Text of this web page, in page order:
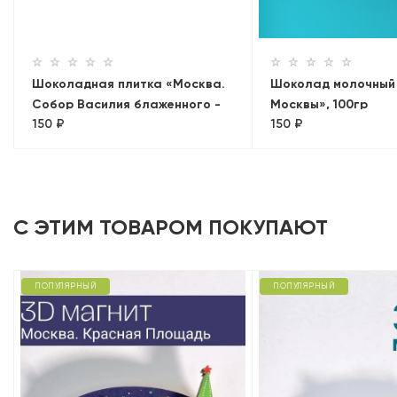
Шоколадная плитка «Москва.
Собор Василия блаженного -
ретро», 100гр, молочный
150 ₽
Шоколад
Москвы», 100гр
150 ₽
С ЭТИМ ТОВАРОМ ПОКУПАЮТ
ПОПУЛЯРНЫЙ ПОПУЛЯРНЫЙ